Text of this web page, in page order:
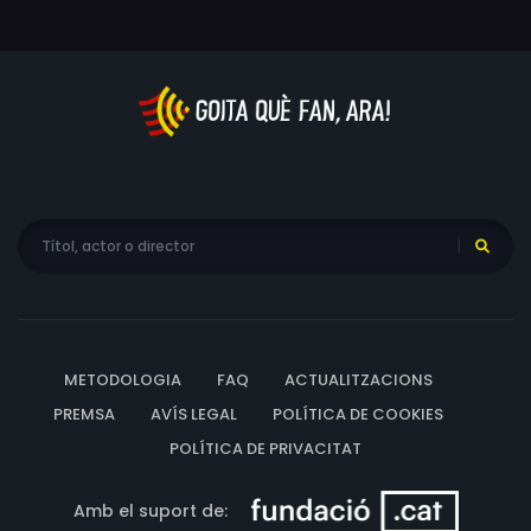
METODOLOGIA FAQ
ACTUALITZACIONS
PREMSA
AVÍS LEGAL
POLÍTICA DE COOKIES
POLÍTICA DE PRIVACITAT
Amb el suport de: